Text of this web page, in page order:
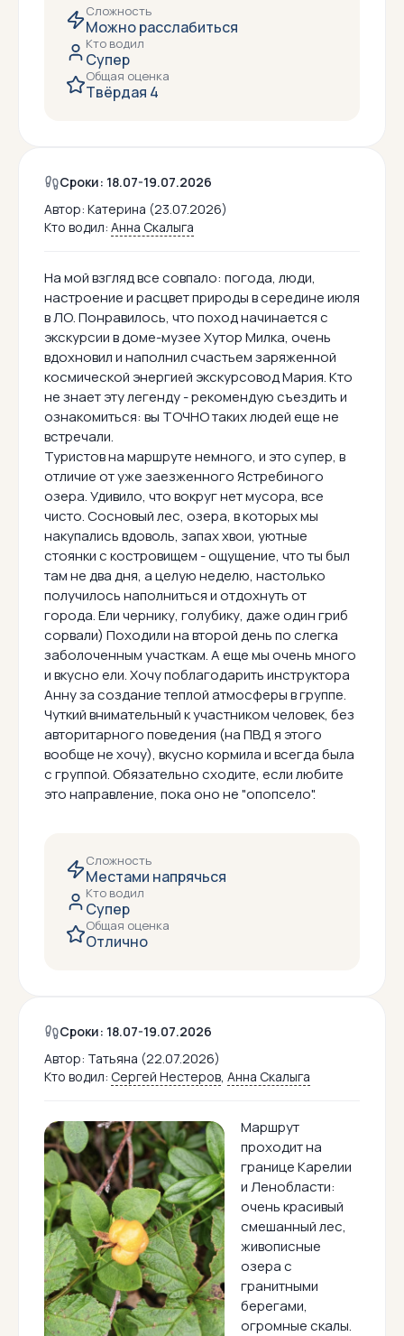
Сложность
Можно расслабиться
Кто водил
Супер
Общая оценка
Твёрдая 4
Сроки: 18.07-19.07.2026
Автор: Катерина (23.07.2026)
Кто водил: Анна Скалыга
На мой взгляд все совпало: погода, люди,
настроение и расцвет природы в середине июля
в ЛО. Понравилось, что поход начинается с
экскурсии в доме-музее Хутор Милка, очень
вдохновил и наполнил счастьем заряженной
космической энергией экскурсовод Мария. Кто
не знает эту легенду - рекомендую съездить и
ознакомиться: вы ТОЧНО таких людей еще не
встречали.
Туристов на маршруте немного, и это супер, в
отличие от уже заезженного Ястребиного
озера. Удивило, что вокруг нет мусора, все
чисто. Сосновый лес, озера, в которых мы
накупались вдоволь, запах хвои, уютные
стоянки с костровищем - ощущение, что ты был
там не два дня, а целую неделю, настолько
получилось наполниться и отдохнуть от
города. Ели чернику, голубику, даже один гриб
сорвали) Походили на второй день по слегка
заболоченным участкам. А еще мы очень много
и вкусно ели. Хочу поблагодарить инструктора
Анну за создание теплой атмосферы в группе.
Чуткий внимательный к участником человек, без
авторитарного поведения (на ПВД я этого
вообще не хочу), вкусно кормила и всегда была
с группой. Обязательно сходите, если любите
это направление, пока оно не "опопсело".
Сложность
Местами напрячься
Кто водил
Супер
Общая оценка
Отлично
Сроки: 18.07-19.07.2026
Автор: Татьяна (22.07.2026)
Кто водил: Сергей Нестеров, Анна Скалыга
Маршрут
проходит на
границе Карелии
и Ленобласти:
очень красивый
смешанный лес,
живописные
озера с
гранитными
берегами,
огромные скалы.